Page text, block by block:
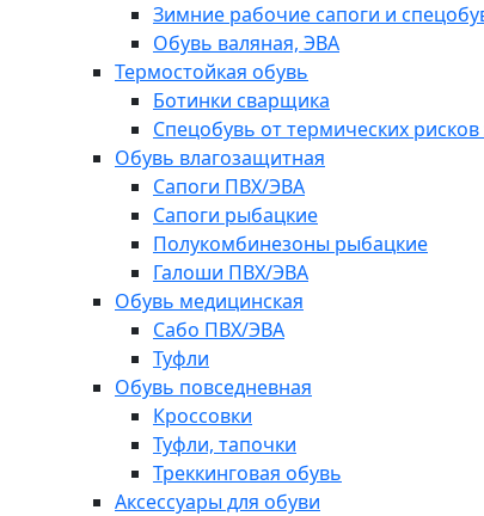
Зимние рабочие сапоги и
Обувь валяная, ЭВА
Термостойкая обувь
Ботинки сварщика
Спецобувь от термических рисков
Обувь влагозащитная
Сапоги ПВХ/ЭВА
Сапоги рыбацкие
Полукомбинезоны рыбацкие
Галоши ПВХ/ЭВА
Обувь медицинская
Сабо ПВХ/ЭВА
Туфли
Обувь повседневная
Кроссовки
Туфли, тапочки
Треккинговая обувь
Аксессуары для обуви